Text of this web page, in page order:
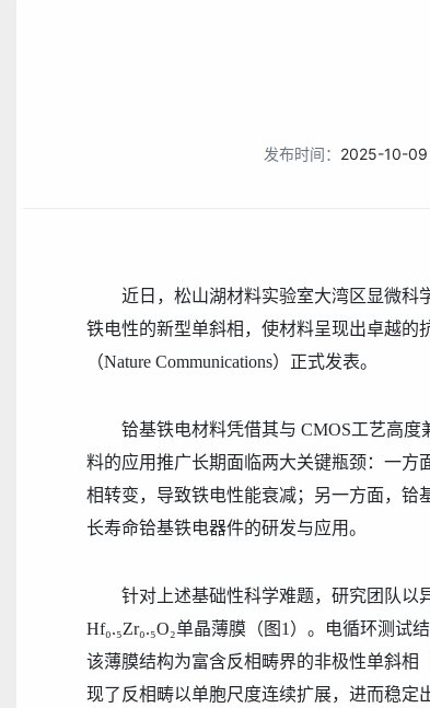
发布时间： 2025-10-
近日，松山湖材料实验室大湾区显微科
铁电性的新型单斜相 ，使材料呈现出卓越的
（Nature Communications）正式发表。
铪基铁电材料凭借其与 CMOS工艺高度
料的应用推广长期面临两大关键瓶颈：一方
相转变，导致铁电性能衰减；另一方面，铪
长寿命铪基铁电器件的研发与应用。
针对上述基础性科学难题，研究团队以
Hf₀.₅Zr₀.₅O₂单晶薄膜 （图 1 ） 。电循环测试
该薄膜结构为富含反相 畴界的非极性单斜相
现了反相畴以单胞尺度连续扩展，进而稳定